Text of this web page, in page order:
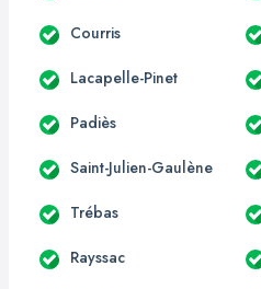
Courris
Lacapelle-Pinet
Padiès
Saint-Julien-Gaulène
Trébas
Rayssac